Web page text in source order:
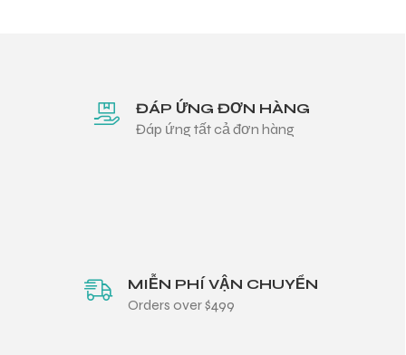
ĐÁP ỨNG ĐƠN HÀNG
Đáp ứng tất cả đơn hàng
MIỄN PHÍ VẬN CHUYỂN
Orders over $499